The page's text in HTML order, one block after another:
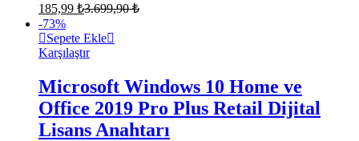
185,99 ₺3.699,90₺
-73%
Sepete Ekle
Karşılaştır
Microsoft Windows 10 Home ve
Office 2019 Pro Plus Retail Dijital
Lisans Anahtarı